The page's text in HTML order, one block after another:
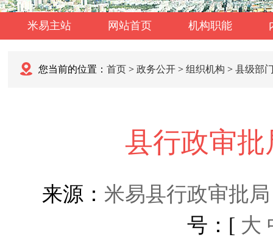
米易主站 网站首页 机构职能
您当前的位置： 首页 > 政务公开 > 组织机构 > 县级部
县行政审
来源： 米易县行政审批局
号：[ 大